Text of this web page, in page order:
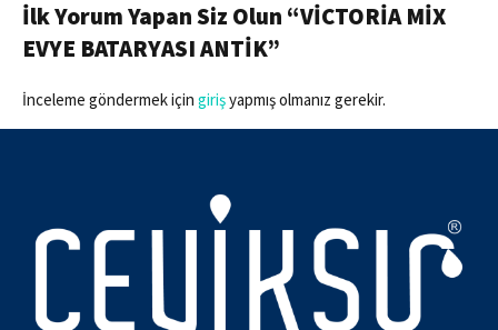
İlk Yorum Yapan Siz Olun “VİCTORİA MİX
EVYE BATARYASI ANTİK”
İnceleme göndermek için girişyapmış olmanız gerekir.